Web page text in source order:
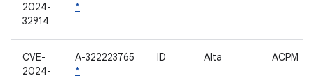
2024-
32914
*
CVE-
2024-
A-322223765
*
ID Alta ACPM